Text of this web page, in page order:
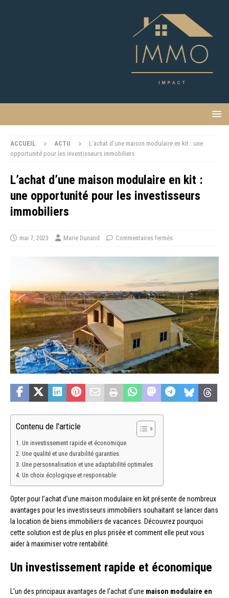
ACCUEIL ACTU
L’achat d’une maison modulaire en kit : une
opportunité pour les investisseurs immobiliers
L’achat d’une maison modulaire en kit :
une opportunité pour les investisseurs
immobiliers
mai 7, 2023 Marie Dunand Commentaires fermés
Contenu de l'article
Un investissement rapide et économique
Une qualité et une durabilité garanties
Une personnalisation et une adaptabilité optimales
Un choix écologique et responsable
Opter pour l’achat d’une maison modulaire en kit présente de nombreux
avantages pour les investisseurs immobiliers souhaitant se lancer dans
la location de biens immobiliers de vacances. Découvrez pourquoi
cette solution est de plus en plus prisée et comment elle peut vous
aider à maximiser votre rentabilité.
Un investissement rapide et économique
L’un des principaux avantages de l’achat d’une maison modulaire en